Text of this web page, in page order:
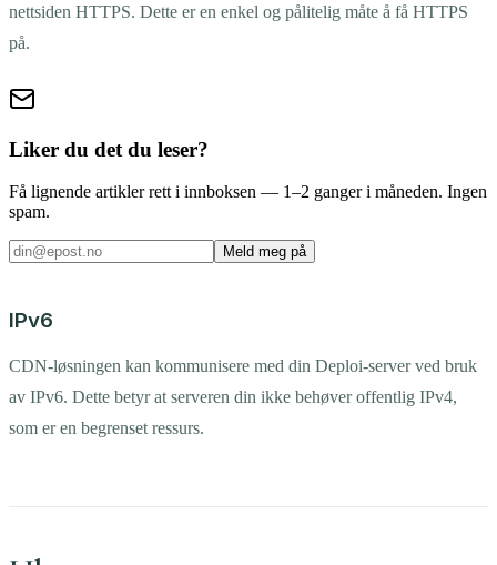
nettsiden HTTPS. Dette er en enkel og pålitelig måte å få HTTPS
på.
Liker du det du leser?
Få lignende artikler rett i innboksen — 1–2 ganger i måneden. Ingen
spam.
Meld meg på
IPv6
CDN-løsningen kan kommunisere med din Deploi-server ved bruk
av IPv6. Dette betyr at serveren din ikke behøver offentlig IPv4,
som er en begrenset ressurs.